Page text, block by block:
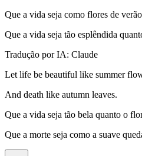
Que a vida seja como flores de
Que a vida seja tão esplêndida
Tradução por IA: Claude
Let life be beautiful like summer
And death like autumn leaves.
Que a vida seja tão bela quanto o
Que a morte seja como a suave